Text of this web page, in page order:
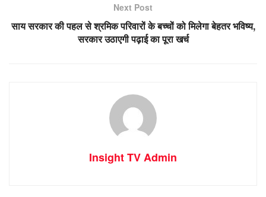
Next Post
साय सरकार की पहल से श्रमिक परिवारों के बच्चों को मिलेगा बेहतर भविष्य,
सरकार उठाएगी पढ़ाई का पूरा खर्च
Insight TV Admin